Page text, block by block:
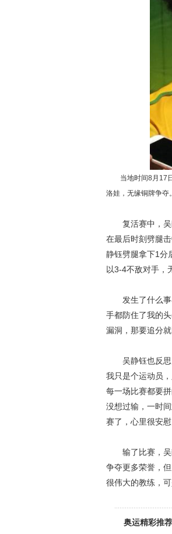
当地时间8月17日
洛娃，无缘铜牌争夺
复活赛中，吴
在最后时刻劈腿
静钰劈腿拿下1分
以3-4不敌对手，
发生了什么事
手都防住了我的
漏洞，那要追分
吴静钰也反思
我只是个运动员
每一场比赛都要
没想过输，一时
赛了，心里很安
输了比赛，吴
争夺更多荣誉，
很伟大的教练，
奥运精彩推荐